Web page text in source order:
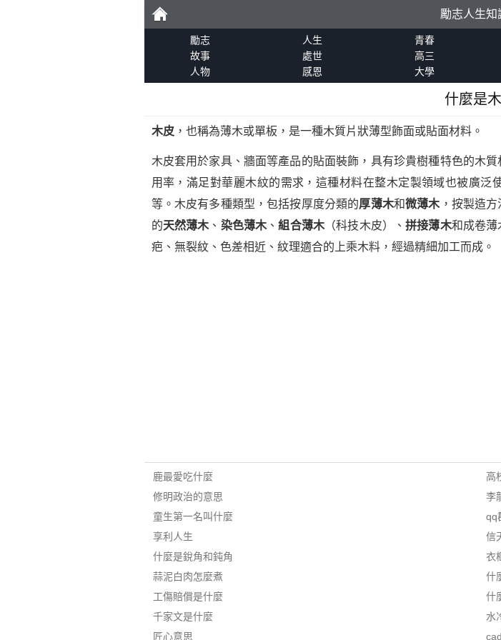
勵
勵志人生知
勵志 人生 青春
故事
處世 高三
人物
感恩 大學
什麼是
木皮，也稱為薄木或單板，是一種木質片狀薄型飾面或貼面材料。
木皮套用於家具、牆面等產品的貼面裝飾，具有珍貴樹種特色的木
用率，滿足對華麗木紋的需求，這種材料在整木定製領域也被廣
等。木皮有多種類型，包括按厚度分類的厚薄木和微薄木，按製造方
的天然薄木、 染色薄木、組合薄木（科技木皮）、拼接薄木和成卷薄
疤、無裂紋、色差相近、紋理適合的上乘木料，經過精細加工而成。
鹿最愛吃什麼
修明政治的意思
童生第一名叫什麼
享利人生
什麼是銳角和鈍角
蒜泥白肉怎麼煮
工傷賠償是什麼
千家文是什麼
匠心意思
高
李
qq
信
衣
什
什
水